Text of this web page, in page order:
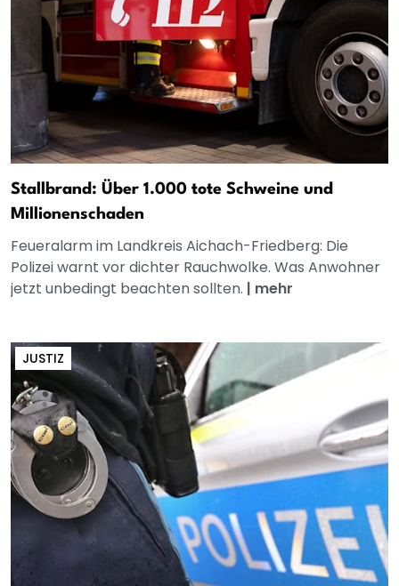
Stallbrand: Über 1.000 tote Schweine und
Millionenschaden
Feueralarm im Landkreis Aichach-Friedberg: Die
Polizei warnt vor dichter Rauchwolke. Was Anwohner
jetzt unbedingt beachten sollten. | mehr
JUSTIZ